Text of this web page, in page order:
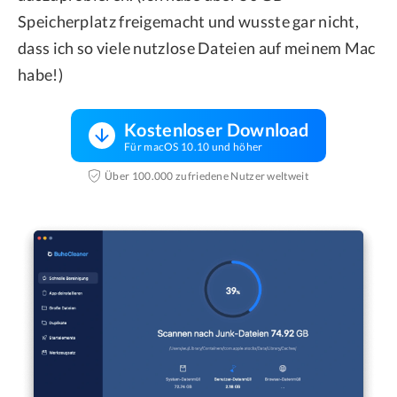
Speicherplatz freigemacht und wusste gar nicht,
dass ich so viele nutzlose Dateien auf meinem Mac
habe!)
Kostenloser Download
Für macOS 10.10 und höher
Über 100.000 zufriedene Nutzer weltweit